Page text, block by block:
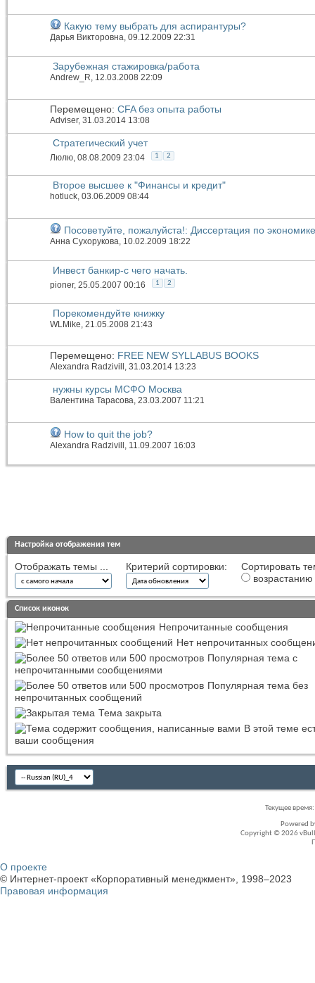
Какую тему выбрать для аспирантуры?
Дарья Викторовна, 09.12.2009 22:31
Зарубежная стажировка/работа
Andrew_R, 12.03.2008 22:09
Перемещено: CFA без опыта работы
Adviser, 31.03.2014 13:08
Стратегический учет
Люлю, 08.08.2009 23:04 1 2
Второе высшее к "Финансы и кредит"
hotluck, 03.06.2009 08:44
Посоветуйте, пожалуйста!: Диссертация по экономике
Анна Сухорукова , 10.02.2009 18:22
Инвест банкир-с чего начать.
pioner, 25.05.2007 00:16 1 2
Порекомендуйте книжку
WLMike , 21.05.2008 21:43
Перемещено: FREE NEW SYLLABUS BOOKS
Alexandra Radzivill , 31.03.2014 13:23
нужны курсы МСФО Москва
Валентина Тарасова, 23.03.2007 11:21
How to quit the job?
Alexandra Radzivill , 11.09.2007 16:03
Настройка отображения тем
Отображать темы ... Критерий сортировки:
Сортировать
возрастанию
Список иконок
Непрочитанные сообщения
Нет непрочитанных
Популярная тема с
непрочитанными сообщениями
Популярная тема без
непрочитанных сообщений
Тема закрыта
В этой теме
ваши сообщения
Текущее время:
Powered
Copyright © 2026
О проекте
© Интернет-проект «Корпоративный менеджмент», 1998–2023
Правовая информация